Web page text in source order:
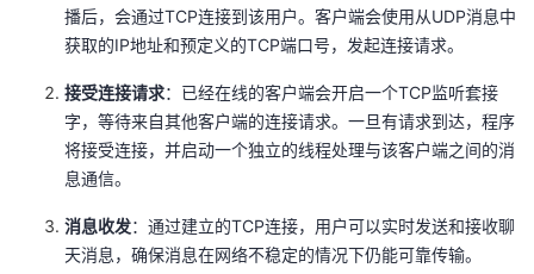
播后，会通过TCP连接到该用户。客户端会使用从UDP消息中
获取的IP地址和预定义的TCP端口号，发起连接请求。
接受连接请求：已经在线的客户端会开启一个TCP监听套接
字，等待来自其他客户端的连接请求。一旦有请求到达，程序
将接受连接，并启动一个独立的线程处理与该客户端之间的消
息通信。
消息收发：通过建立的TCP连接，用户可以实时发送和接收聊
天消息，确保消息在网络不稳定的情况下仍能可靠传输。